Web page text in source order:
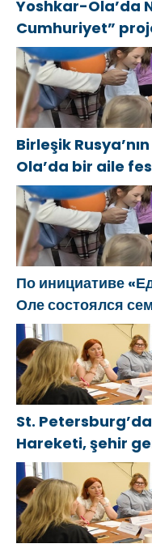
Yoshkar-Ola’da
Cumhuriyet”
Birleşik
Ola’da bir aile
По инициативе
Оле состоялся
St.
Hareketi, şehir
destek
öneriler hazırladı